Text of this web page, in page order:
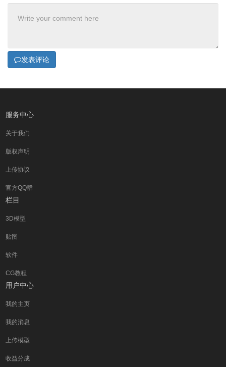
发表评论
服务中心
关于我们
版权声明
上传协议
官方QQ群
栏目
3D模型
贴图
软件
CG教程
用户中心
我的主页
我的消息
上传模型
收益分成